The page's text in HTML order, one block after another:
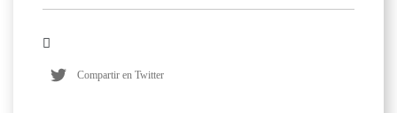
Compartir en Twitter